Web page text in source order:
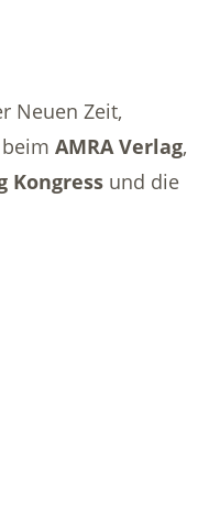
Neuen Zeit,
AMRA Verlag,
Kongress und die